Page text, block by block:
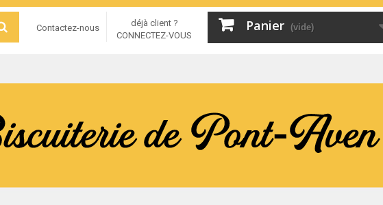
Contactez-nous
déjà client ?
CONNECTEZ-VOUS
Panier (vide)